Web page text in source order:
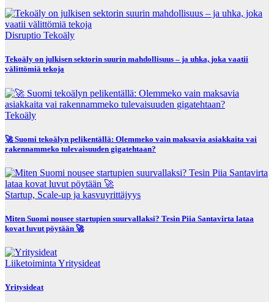
Disruptio Tekoäly
Tekoäly on julkisen sektorin suurin mahdollisuus – ja uhka, joka vaatii
välittömiä tekoja
Tekoäly
🚀 Suomi tekoälyn pelikentällä: Olemmeko vain maksavia asiakkaita vai
rakennammeko tulevaisuuden gigatehtaan?
Startup, Scale-up ja kasvuyrittäjyys
Miten Suomi nousee startupien suurvallaksi? Tesin Piia Santavirta lataa
kovat luvut pöytään 🚀
Liiketoiminta Yritysideat
Yritysideat